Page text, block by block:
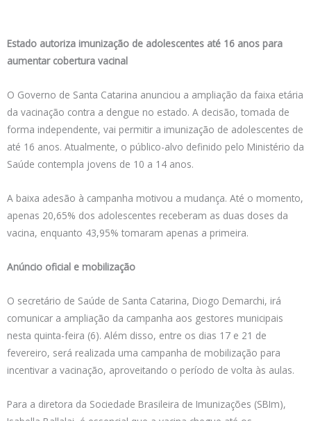
Estado autoriza imunização de adolescentes até 16 anos para
aumentar cobertura vacinal
O Governo de Santa Catarina anunciou a ampliação da faixa etária
da vacinação contra a dengue no estado. A decisão, tomada de
forma independente, vai permitir a imunização de adolescentes de
até 16 anos. Atualmente, o público-alvo definido pelo Ministério da
Saúde contempla jovens de 10 a 14 anos.
A baixa adesão à campanha motivou a mudança. Até o momento,
apenas 20,65% dos adolescentes receberam as duas doses da
vacina, enquanto 43,95% tomaram apenas a primeira.
Anúncio oficial e mobilização
O secretário de Saúde de Santa Catarina, Diogo Demarchi, irá
comunicar a ampliação da campanha aos gestores municipais
nesta quinta-feira (6). Além disso, entre os dias 17 e 21 de
fevereiro, será realizada uma campanha de mobilização para
incentivar a vacinação, aproveitando o período de volta às aulas.
Para a diretora da Sociedade Brasileira de Imunizações (SBIm),